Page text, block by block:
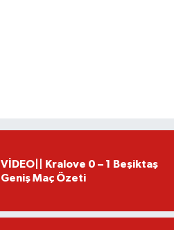
VİDEO|| Kralove 0 – 1 Beşiktaş
Geniş Maç Özeti